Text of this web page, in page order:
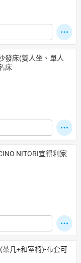
發床(雙人坐、單人
床
NITORI宜得利家
几+和室椅)-布套可